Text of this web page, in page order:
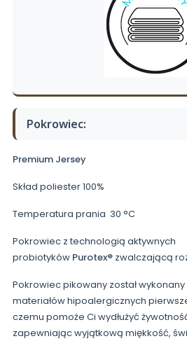
Pokrowiec:
Premium Jersey
Skład poliester 100%
Temperatura prania 30 °C
Pokrowiec z technologią aktywnych
probiotyków Purotex® zwalczającą
Pokrowiec pikowany został
materiałów hipoalergicznych
czemu pomoże Ci wydłużyć
zapewniając wyjątkową miękkość,